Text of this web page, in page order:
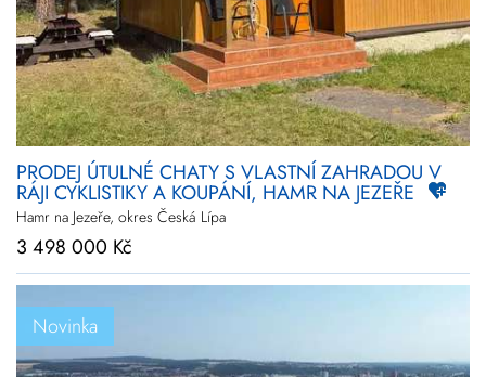
PRODEJ ÚTULNÉ CHATY S VLASTNÍ ZAHRADOU V
RÁJI CYKLISTIKY A KOUPÁNÍ, HAMR NA JEZEŘE
Hamr na Jezeře, okres Česká Lípa
3 498 000 Kč
Novinka